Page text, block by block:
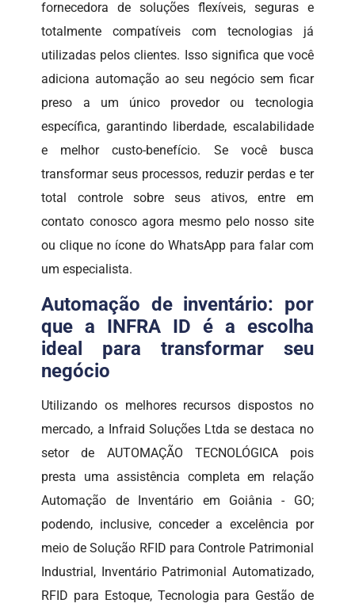
fornecedora de soluções flexíveis, seguras e
totalmente compatíveis com tecnologias já
utilizadas pelos clientes. Isso significa que você
adiciona automação ao seu negócio sem ficar
preso a um único provedor ou tecnologia
específica, garantindo liberdade, escalabilidade
e melhor custo-benefício. Se você busca
transformar seus processos, reduzir perdas e ter
total controle sobre seus ativos, entre em
contato conosco agora mesmo pelo nosso site
ou clique no ícone do WhatsApp para falar com
um especialista.
Automação de inventário: por
que a INFRA ID é a escolha
ideal para transformar seu
negócio
Utilizando os melhores recursos dispostos no
mercado, a Infraid Soluções Ltda se destaca no
setor de AUTOMAÇÃO TECNOLÓGICA pois
presta uma assistência completa em relação
Automação de Inventário em Goiânia - GO;
podendo, inclusive, conceder a excelência por
meio de Solução RFID para Controle Patrimonial
Industrial, Inventário Patrimonial Automatizado,
RFID para Estoque, Tecnologia para Gestão de